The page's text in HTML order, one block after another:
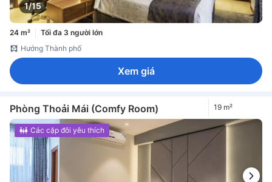
1/15
24 m²
Tối đa 3 người lớn
Hướng Thành phố
Xem giá
Phòng Thoải Mái (Comfy Room) 19 m²
Các cặp đôi yêu thích